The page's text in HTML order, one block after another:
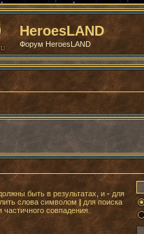
HeroesLAND
Форум HeroesLAND
быть в результатах, и -для
слова символом| для поиска
совпадения.